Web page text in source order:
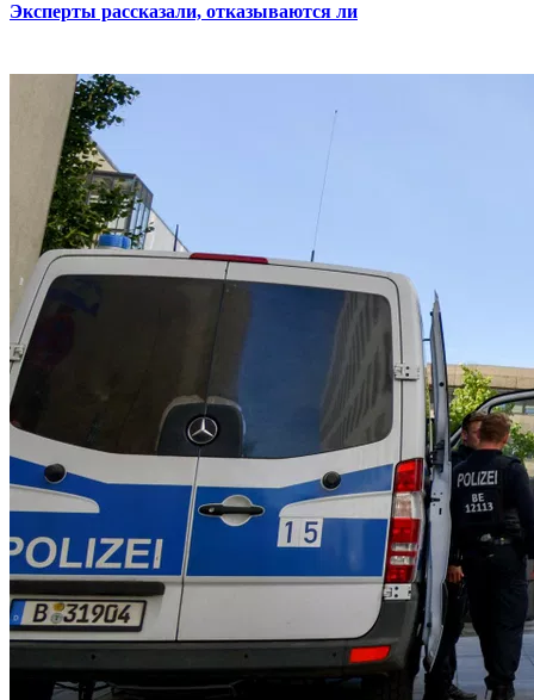
Эксперты рассказали, отказываются ли